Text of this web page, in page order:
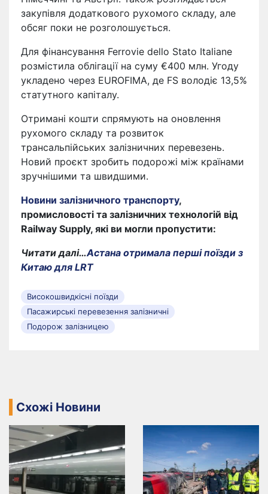
закупівля додаткового рухомого складу, але
обсяг поки не розголошується.
Для фінансування Ferrovie dello Stato Italiane
розмістила облігації на суму €400 млн. Угоду
укладено через EUROFIMA, де FS володіє 13,5%
статутного капіталу.
Отримані кошти спрямують на оновлення
рухомого складу та розвиток
трансальпійських залізничних перевезень.
Новий проєкт зробить подорожі між країнами
зручнішими та швидшими.
Новини залізничного транспорту,
промисловості та залізничних технологій від
Railway Supply, які ви могли пропустити:
Читати далі…Астана отримала перші поїзди з
Китаю для LRT
Високошвидкісні поїзди
Пасажирські перевезення залізничні
Подорож залізницею
Схожі Новини